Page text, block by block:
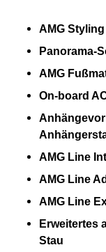
AMG Styling
Panorama-
AMG
On-board
AMG Line
AMG Line
AMG Line
Erweitertes
Stau